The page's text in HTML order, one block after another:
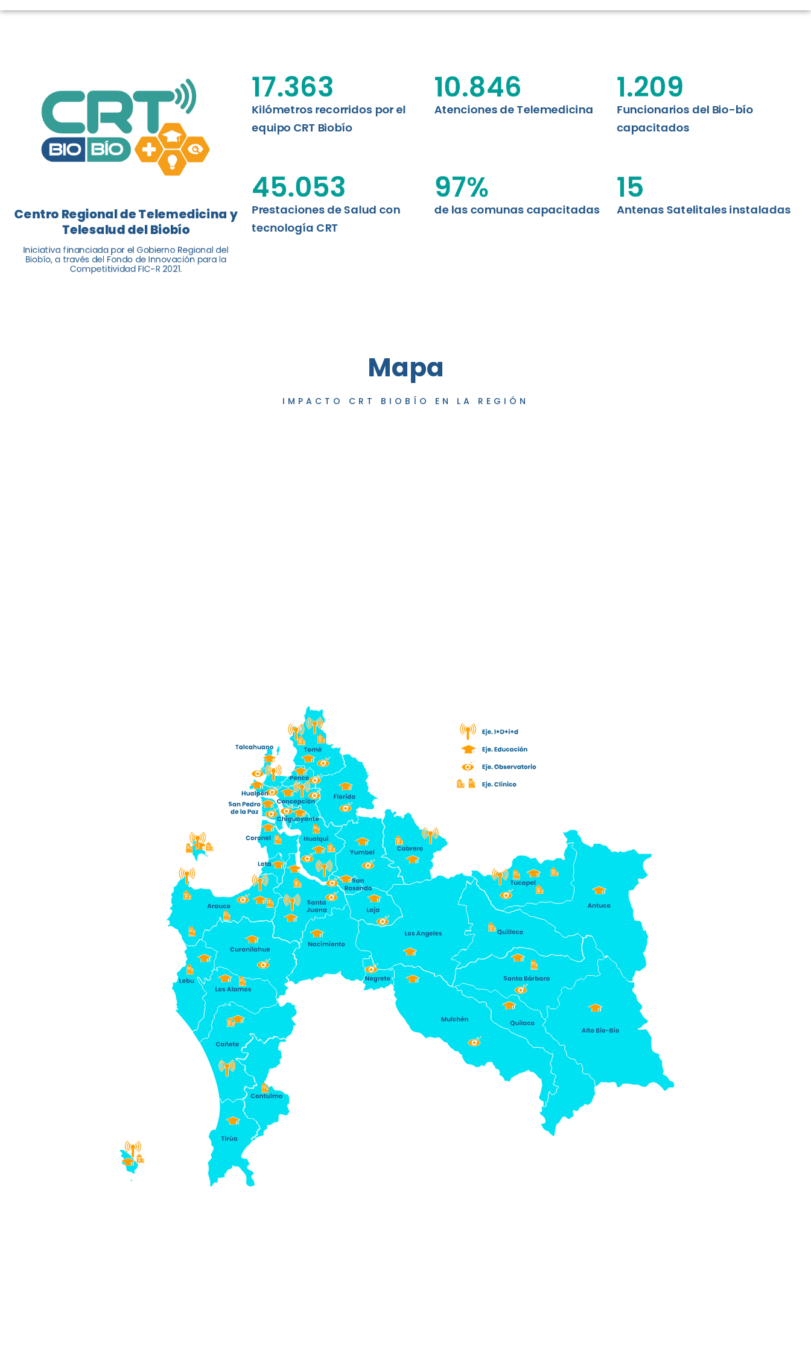
ABORDAJE CLÍNICO EN
I+D+I+E
MDPA
balance de tres años acercando la salud digital a los habitantes...
Leer más
Centro Regional de Telemedicina y
Telesalud del Biobío
Iniciativa financiada por el Gobierno Regional del
Biobío, a través del Fondo de Innovación para la
Competitividad FIC-R 2021.
Kilómetros recorridos por el
equipo CRT Biobío
17.363
Atenciones de Telemedicina
10.846
Funcionarios del Bio-bío
capacitados
1.209
Prestaciones de Salud con
tecnología CRT
45.053
de las comunas capacitadas
97%
Antenas Satelitales instaladas
15
Mapa
IMPACTO CRT BIOBÍO EN LA REGIÓN